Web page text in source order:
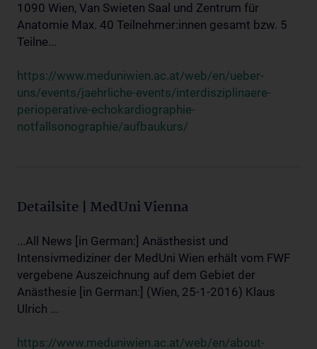
1090 Wien, Van Swieten Saal und Zentrum für
Anatomie Max. 40 Teilnehmer:innen gesamt bzw. 5
Teilne...
https://www.meduniwien.ac.at/web/en/ueber-
uns/events/jaehrliche-events/interdisziplinaere-
perioperative-echokardiographie-
notfallsonographie/aufbaukurs/
Detailsite | MedUni Vienna
...All News [in German:] Anästhesist und
Intensivmediziner der MedUni Wien erhält vom FWF
vergebene Auszeichnung auf dem Gebiet der
Anästhesie [in German:] (Wien, 25-1-2016) Klaus
Ulrich ...
https://www.meduniwien.ac.at/web/en/about-